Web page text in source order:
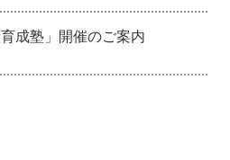
成塾」開催のご案内